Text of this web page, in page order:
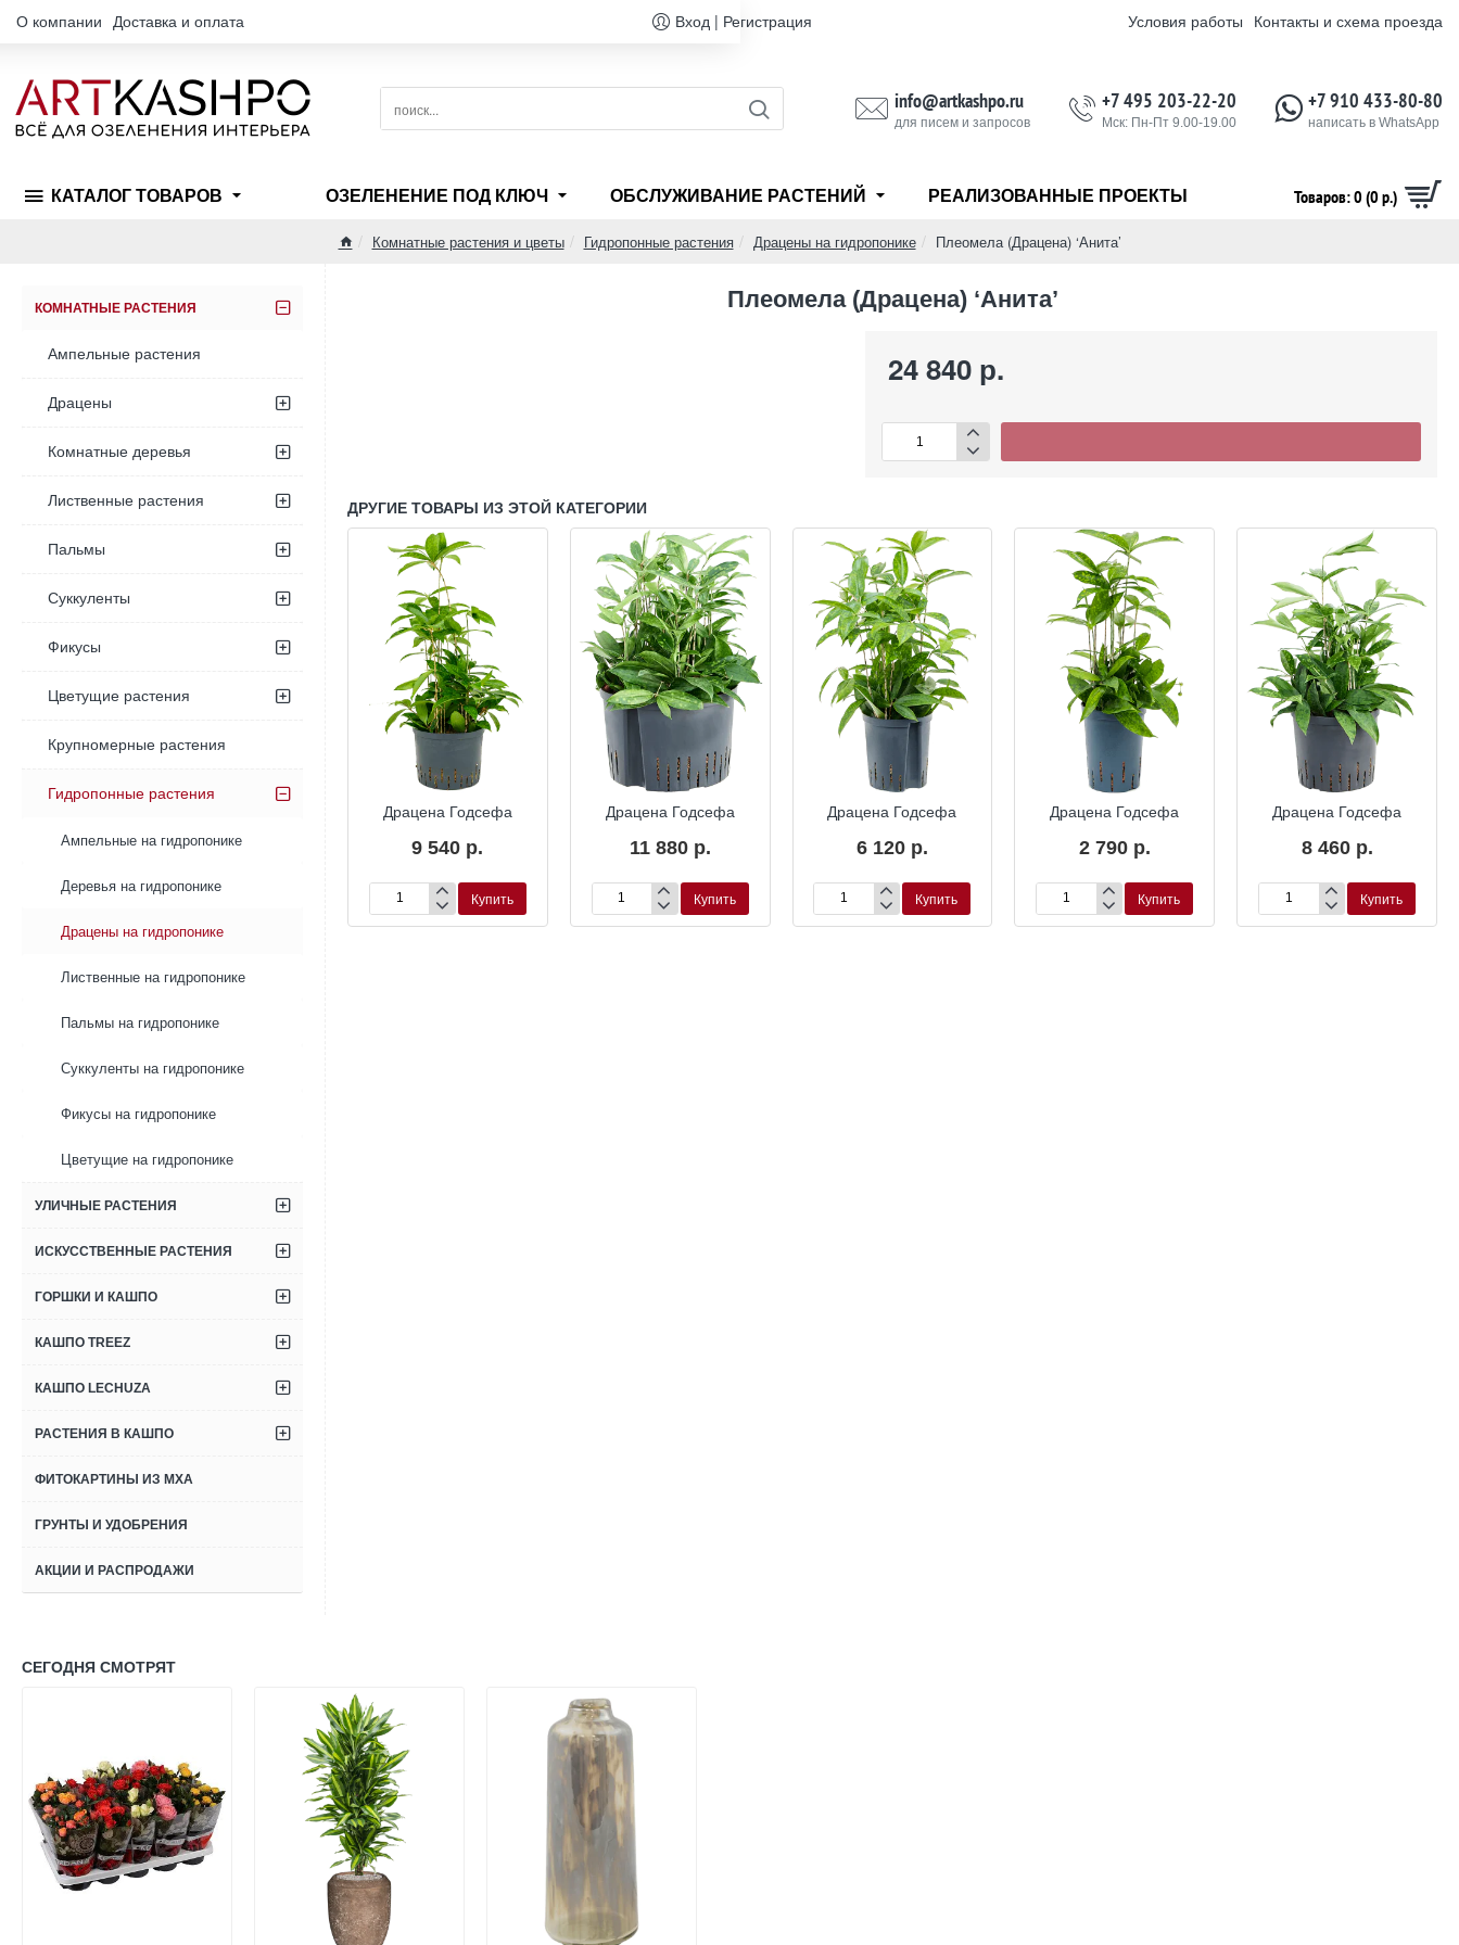
О компании Доставка и оплата Вход | Регистрация Условия работы Контакты и схема проезда
поиск...
info@artkashpo.ru
для писем и запросов
+7 495 203-22-20
Мск: Пн-Пт 9.00-19.00
+7 910 433-80-80
написать в WhatsApp
КАТАЛОГ ТОВАРОВ ОЗЕЛЕНЕНИЕ ПОД КЛЮЧ ОБСЛУЖИВАНИЕ РАСТЕНИЙ РЕАЛИЗОВАННЫЕ ПРОЕКТЫ Товаров: 0 (0 р.)
Комнатные растения и цветы Гидропонные растения Драцены на гидропонике Плеомела (Драцена) ‘Анита’
КОМНАТНЫЕ РАСТЕНИЯ
Ампельные растения
Драцены
Комнатные деревья
Лиственные растения
Пальмы
Суккуленты
Фикусы
Цветущие растения
Крупномерные растения
Гидропонные растения
Ампельные на гидропонике
Деревья на гидропонике
Драцены на гидропонике
Лиственные на гидропонике
Пальмы на гидропонике
Суккуленты на гидропонике
Фикусы на гидропонике
Цветущие на гидропонике
УЛИЧНЫЕ РАСТЕНИЯ
ИСКУССТВЕННЫЕ РАСТЕНИЯ
ГОРШКИ И КАШПО
КАШПО TREEZ
КАШПО LECHUZA
РАСТЕНИЯ В КАШПО
ФИТОКАРТИНЫ ИЗ МХА
ГРУНТЫ И УДОБРЕНИЯ
АКЦИИ И РАСПРОДАЖИ
Плеомела (Драцена) ‘Анита’
24 840 р.
ДРУГИЕ ТОВАРЫ ИЗ ЭТОЙ КАТЕГОРИИ
Гидропоника
Купить
Гидропоника
Годсефа
Гидропоника
Драцена Годсефа
9 540 р.
Драцена
Годсефа
Купить
Гидропоника
Драцена Годсефа
11 880 р.
Драцена
Годсефа
Купить
Гидропоника
Драцена Годсефа
6 120 р.
Драцена
Годсефа
Купить
Гидропоника
Драцена Годсефа
2 790 р.
Драцена
Годсефа
Купить
Гидропоника
Драцена Годсефа
8 460 р.
Драцена
Годсефа
Купить
СЕГОДНЯ СМОТРЯТ